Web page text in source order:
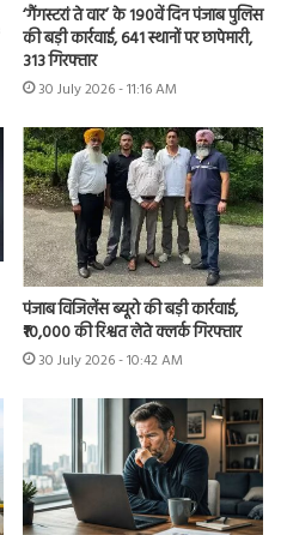
‘गैंगस्टरां ते वार’ के 190वें दिन पंजाब पुलिस
की बड़ी कार्रवाई, 641 स्थानों पर छापेमारी,
313 गिरफ्तार
30 July 2026 - 11:16 AM
पंजाब विजिलेंस ब्यूरो की बड़ी कार्रवाई,
₹10,000 की रिश्वत लेते क्लर्क गिरफ्तार
30 July 2026 - 10:42 AM